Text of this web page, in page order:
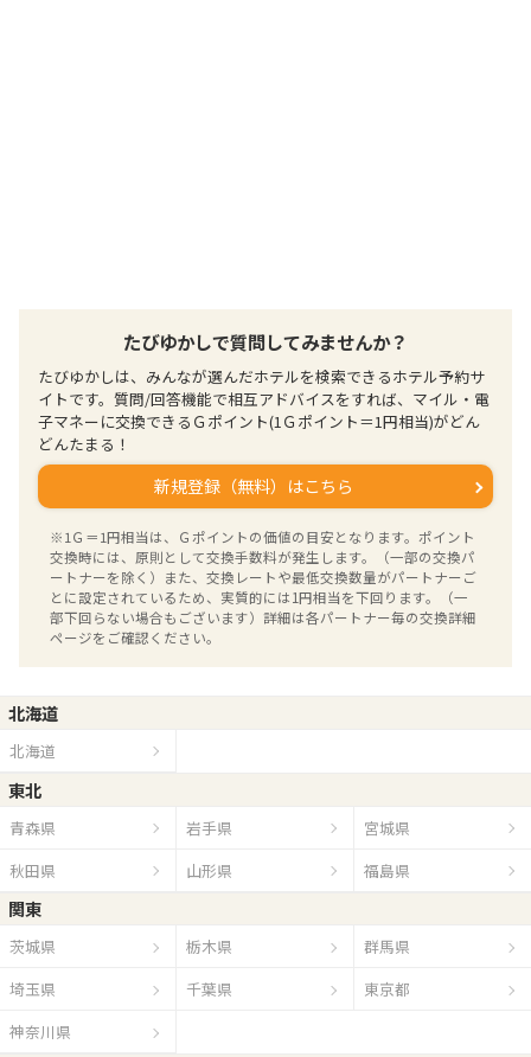
たびゆかしで質問してみませんか？
たびゆかしは、みんなが選んだホテルを検索できるホテル予約サ
イトです。質問/回答機能で相互アドバイスをすれば、マイル・電
子マネーに交換できるＧポイント(1Ｇポイント＝1円相当)がどん
どんたまる！
新規登録（無料）はこちら
※1Ｇ＝1円相当は、Ｇポイントの価値の目安となります。ポイント
交換時には、原則として交換手数料が発生します。（一部の交換パ
ートナーを除く）また、交換レートや最低交換数量がパートナーご
とに設定されているため、実質的には1円相当を下回ります。（一
部下回らない場合もございます）詳細は各パートナー毎の交換詳細
ページをご確認ください。
北海道
北海道
東北
青森県 岩手県
宮城県
秋田県
山形県 福島県
関東
茨城県 栃木県
群馬県
埼玉県
千葉県
東京都
神奈川県